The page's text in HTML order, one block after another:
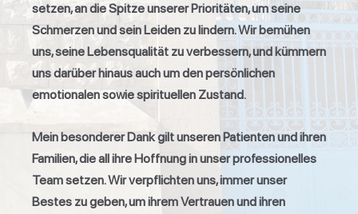
setzen, an die Spitze unserer Prioritäten, um seine
Schmerzen und sein Leiden zu lindern. Wir bemühen
uns, seine Lebensqualität zu verbessern, und kümmern
uns darüber hinaus auch um den persönlichen
emotionalen sowie spirituellen Zustand.
Mein besonderer Dank gilt unseren Patienten und ihren
Familien, die all ihre Hoffnung in unser professionelles
Team setzen. Wir verpflichten uns, immer unser
Bestes zu geben, um ihrem Vertrauen und ihren